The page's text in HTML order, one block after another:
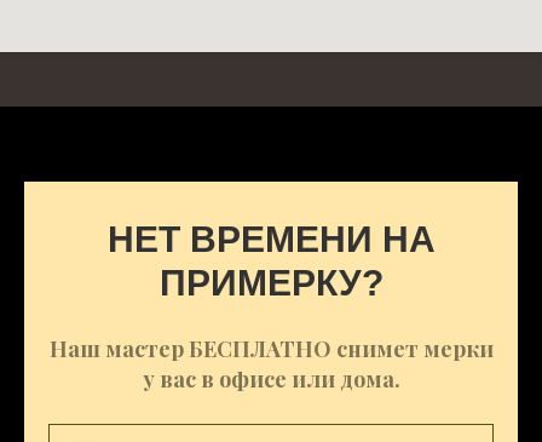
НЕТ ВРЕМЕНИ НА
ПРИМЕРКУ?
Наш мастер БЕСПЛАТНО снимет мерки
у вас в офисе или дома.